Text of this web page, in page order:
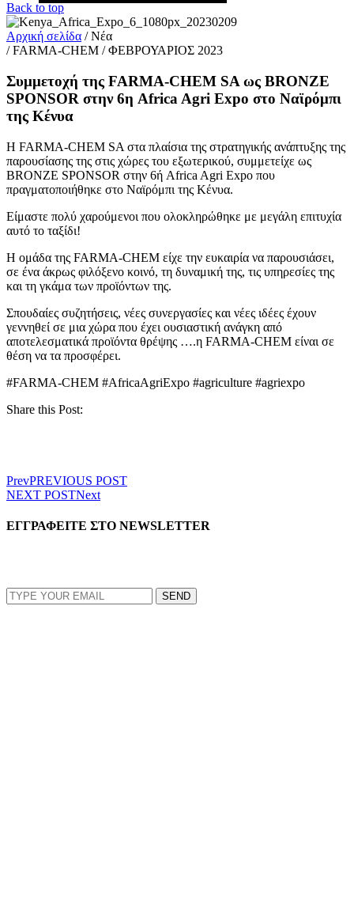
Back to top
Αρχική σελίδα /Νέα
/ FARMA-CHEM / ΦΕΒΡΟΥΑΡΙΟΣ 2023
Συμμετοχή της FARMA-CHEM SA ως BRONZE
SPONSOR στην 6η Africa Agri Expo στο Ναϊρόμπι
της Κένυα
Η FARMA-CHEM SA στα πλαίσια της στρατηγικής ανάπτυξης της
παρουσίασης της στις χώρες του εξωτερικού, συμμετείχε ως
BRONZE SPONSOR στην 6ή Africa Agri Expo που
πραγματοποιήθηκε στο Ναϊρόμπι της Κένυα.
Είμαστε πολύ χαρούμενοι που ολοκληρώθηκε με μεγάλη επιτυχία
αυτό το ταξίδι!
Η ομάδα της FARMA-CHEM είχε την ευκαιρία να παρουσιάσει,
σε ένα άκρως φιλόξενο κοινό, τη δυναμική της, τις υπηρεσίες της
και τη γκάμα των προϊόντων της.
Σπουδαίες συζητήσεις, νέες συνεργασίες και νέες ιδέες έχουν
γεννηθεί σε μια χώρα που έχει ουσιαστική ανάγκη από
αποτελεσματικά προϊόντα θρέψης ….η FARMA-CHEM είναι σε
θέση να τα προσφέρει.
#FARMA-CHEM #AfricaAgriExpo #agriculture #agriexpo
Share this Post:
Email
PrevPREVIOUS POST
NEXT POSTNext
ΕΓΓΡΑΦΕΙΤΕ ΣΤΟ NEWSLETTER